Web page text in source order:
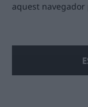
aquest